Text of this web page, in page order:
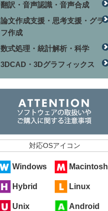
翻訳・音声認識・音声合成
論文作成支援・思考支援・グラ
フ作成
数式処理・統計解析・科学
3DCAD・3Dグラフィックス
対応OSアイコン
Windows Macintosh
Hybrid Linux
Unix Android